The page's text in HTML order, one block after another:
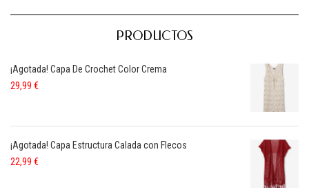
PRODUCTOS
¡Agotada! Capa De Crochet Color Crema
29,99 €
¡Agotada! Capa Estructura Calada con Flecos
22,99 €